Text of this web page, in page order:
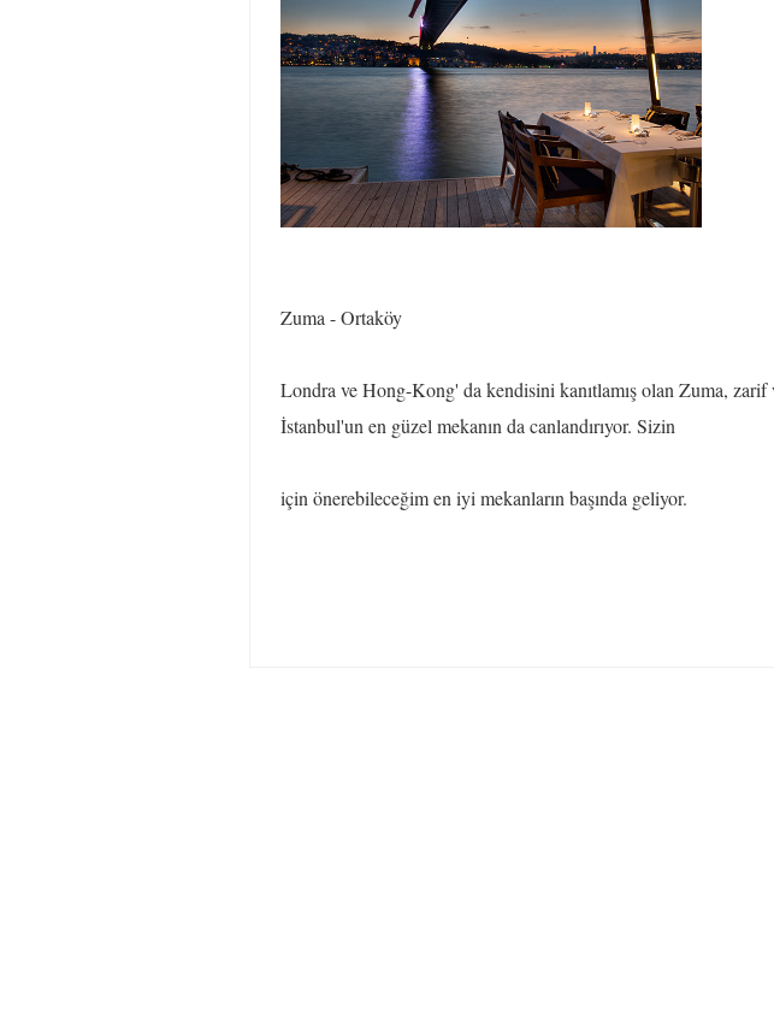
Zuma - Ortaköy
Londra ve Hong-Kong' da kendisini kanıtlamış olan Zuma, zarif
İstanbul'un en güzel mekanın da canlandırıyor. Sizin
için önerebileceğim en iyi mekanların başında geliyor.